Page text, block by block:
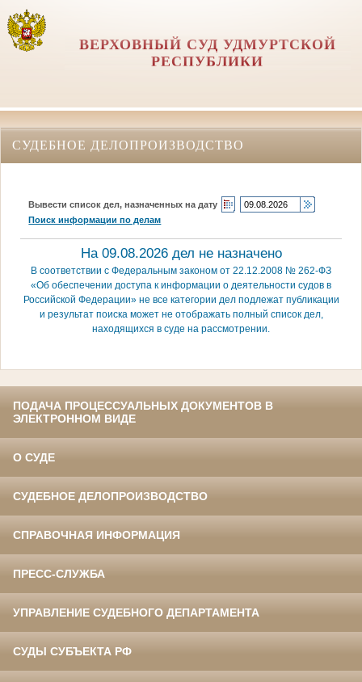
ВЕРХОВНЫЙ СУД УДМУРТСКОЙ
РЕСПУБЛИКИ
СУДЕБНОЕ ДЕЛОПРОИЗВОДСТВО
Вывести список дел, назначенных на дату
Поиск информации по делам
На 09.08.2026 дел не назначено
В соответствии с Федеральным законом от 22.12.2008 № 262-ФЗ
«Об обеспечении доступа к информации о деятельности судов в
Российской Федерации» не все категории дел подлежат публикации
и результат поиска может не отображать полный список дел,
находящихся в суде на рассмотрении.
ПОДАЧА ПРОЦЕССУАЛЬНЫХ ДОКУМЕНТОВ В
ЭЛЕКТРОННОМ ВИДЕ
О СУДЕ
СУДЕБНОЕ ДЕЛОПРОИЗВОДСТВО
СПРАВОЧНАЯ ИНФОРМАЦИЯ
ПРЕСС-СЛУЖБА
УПРАВЛЕНИЕ СУДЕБНОГО ДЕПАРТАМЕНТА
СУДЫ СУБЪЕКТА РФ